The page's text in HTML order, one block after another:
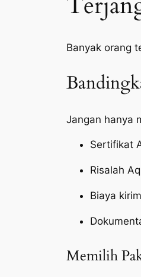
Banyak orang
Jangan hanya
Sertifikat
Risalah
Biaya
Memilih